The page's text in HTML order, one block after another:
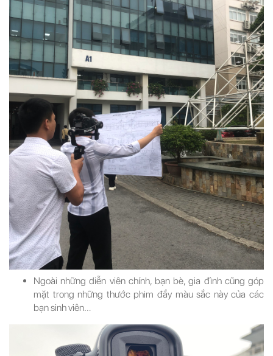
Ngoài những diễn viên chính, bạn bè, gia đình cũng góp
mặt trong những thước phim đầy màu sắc này của các
bạn sinh viên…